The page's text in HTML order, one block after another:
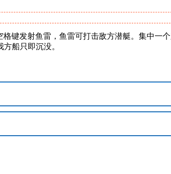
键发射鱼雷，鱼雷可打击敌方潜艇。集中一
船只即沉没。